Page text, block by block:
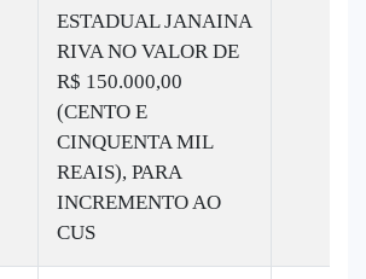
ESTADUAL JANAINA
RIVA NO VALOR DE
R$ 150.000,00
(CENTO E
CINQUENTA MIL
REAIS), PARA
INCREMENTO AO
CUS